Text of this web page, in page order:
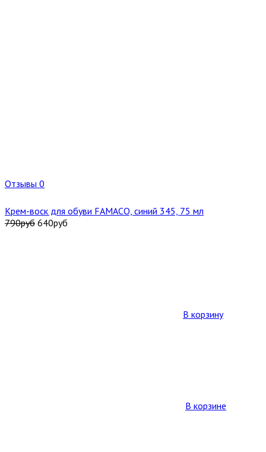
Отзывы 0
Крем-воск для обуви FAMACO, синий 345, 75 мл
790руб 640руб
В корзину
В корзине